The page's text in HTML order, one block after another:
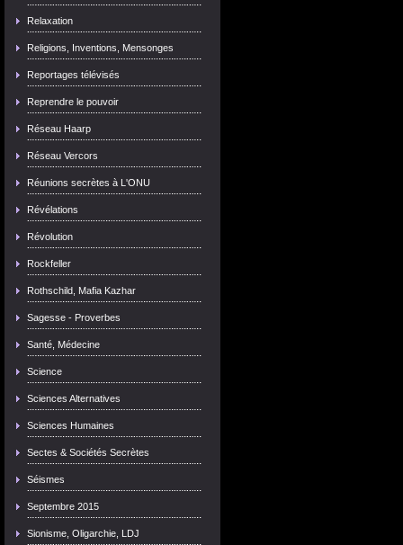
Relaxation
Religions, Inventions, Mensonges
Reportages télévisés
Reprendre le pouvoir
Réseau Haarp
Réseau Vercors
Réunions secrètes à L'ONU
Révélations
Révolution
Rockfeller
Rothschild, Mafia Kazhar
Sagesse - Proverbes
Santé, Médecine
Science
Sciences Alternatives
Sciences Humaines
Sectes & Sociétés Secrètes
Séismes
Septembre 2015
Sionisme, Oligarchie, LDJ